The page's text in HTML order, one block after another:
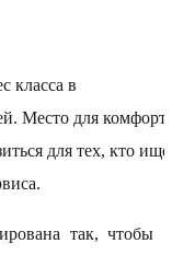
класса в
Место для комфортной
для тех, кто ищет
так, чтобы